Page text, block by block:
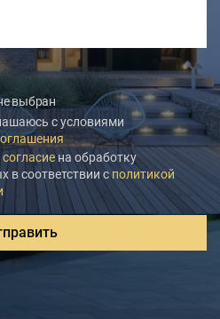
выбран
с условиями
согласиена обработку
в соответствии сполитикой